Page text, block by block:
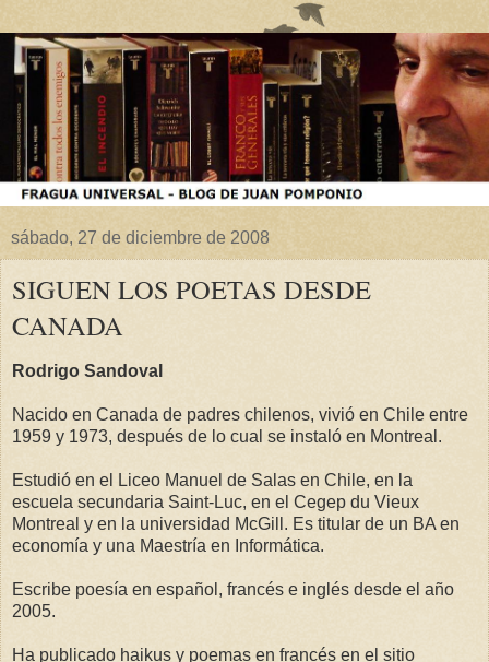
sábado, 27 de diciembre de 2008
SIGUEN LOS POETAS DESDE
CANADA
Rodrigo Sandoval
Nacido en Canada de padres chilenos, vivió en Chile entre
1959 y 1973, después de lo cual se instaló en Montreal.
Estudió en el Liceo Manuel de Salas en Chile, en la
escuela secundaria Saint-Luc, en el Cegep du Vieux
Montreal y en la universidad McGill. Es titular de un BA en
economía y una Maestría en Informática.
Escribe poesía en español, francés e inglés desde el año
2005.
Ha publicado haikus y poemas en francés en el sitio